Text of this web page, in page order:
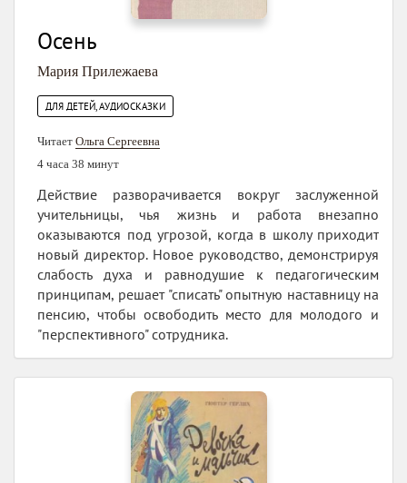
Осень
Мария Прилежаева
ДЛЯ ДЕТЕЙ, АУДИОСКАЗКИ
Читает Ольга Сергеевна
4 часа 38 минут
Действие разворачивается вокруг заслуженной
учительницы, чья жизнь и работа внезапно
оказываются под угрозой, когда в школу приходит
новый директор. Новое руководство, демонстрируя
слабость духа и равнодушие к педагогическим
принципам, решает "списать" опытную наставницу на
пенсию, чтобы освободить место для молодого и
"перспективного" сотрудника.